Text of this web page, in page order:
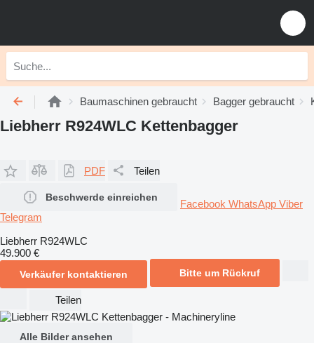
Baumaschinen gebraucht Bagger gebraucht
Liebherr R924WLC Kettenbagger
PDF Teilen
Beschwerde einreichen
Facebook WhatsApp Viber
Telegram
Liebherr R924WLC
49.900 €
Verkäufer kontaktieren Bitte um Rückruf
Teilen
Alle Bilder ansehen